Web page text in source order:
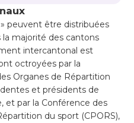
peuvent être distribuées
la majorité des cantons
intercantonal est
octroyées par la
Organes de Répartition
et présidents de
et par la Conférence des
du sport (CPORS),